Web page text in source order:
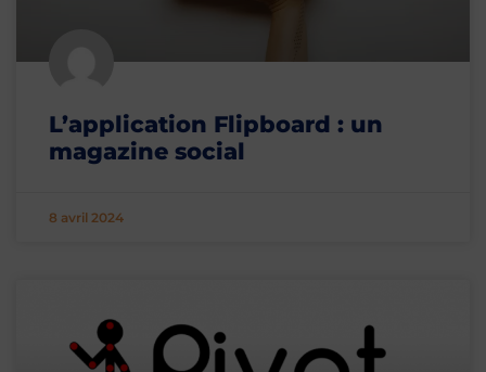
L’application Flipboard : un
magazine social
8 avril 2024